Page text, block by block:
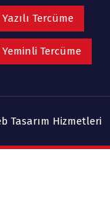
Yazılı Tercüme
Yeminli Tercüme
Tasarım Hizmetleri